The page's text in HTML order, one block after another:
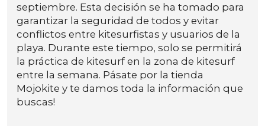
septiembre. Esta decisión se ha tomado para
garantizar la seguridad de todos y evitar
conflictos entre kitesurfistas y usuarios de la
playa. Durante este tiempo, solo se permitirá
la práctica de kitesurf en la zona de kitesurf
entre la semana. Pásate por la tienda
Mojokite y te damos toda la información que
buscas!